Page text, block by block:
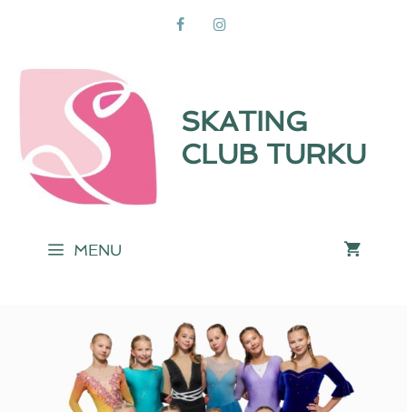
SKATING
CLUB TURKU
MENU